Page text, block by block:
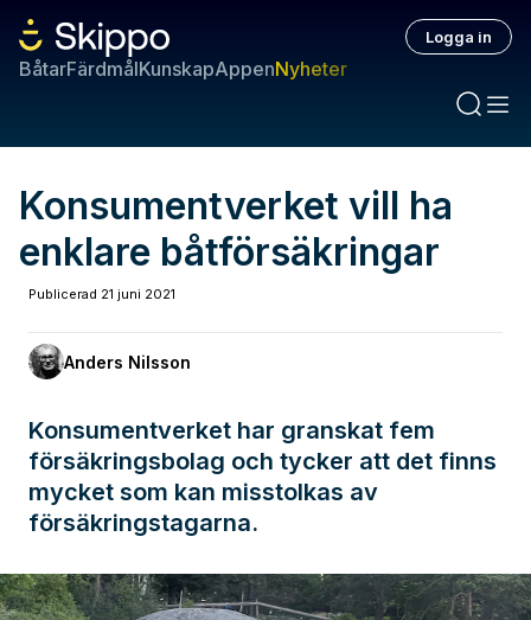
BåtarFärdmålKunskapAppenNyheter
Logga in
Konsumentverket vill ha
enklare båtförsäkringar
Publicerad 21 juni 2021
Anders Nilsson
Konsumentverket har granskat fem
försäkringsbolag och tycker att det finns
mycket som kan misstolkas av
försäkringstagarna.